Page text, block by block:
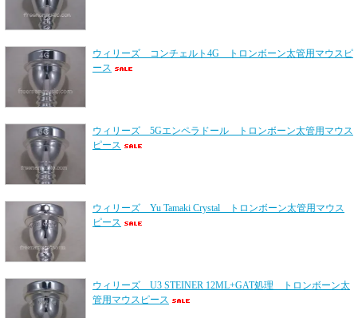
ウィリーズ コンチェルト4G トロンボーン太管用マウスピ
ース
ウィリーズ 5Gエンペラドール トロンボーン太管用マウス
ピース
ウィリーズ Yu Tamaki Crystal トロンボーン太管用マウス
ピース
ウィリーズ U3 STEINER 12ML+GAT処理 トロンボーン太
管用マウスピース